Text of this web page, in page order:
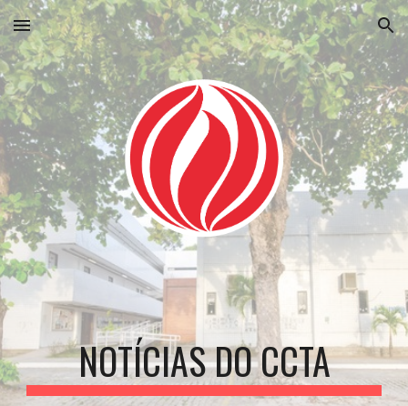
Skip to main content Skip to navigation
NOTÍCIAS DO CCTA